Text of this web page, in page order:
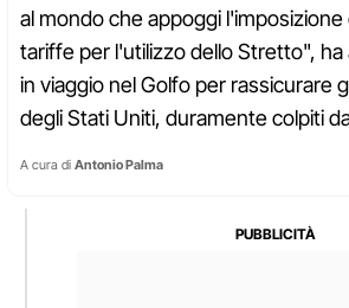
al mondo che appoggi l'imposizione
tariffe per l'utilizzo dello Stretto",
in viaggio nel Golfo per rassicurare
degli Stati Uniti, duramente colpiti
A cura di Antonio Palma